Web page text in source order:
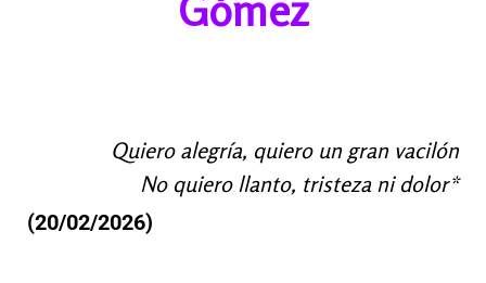
Quiero alegría, quiero un gran vacilón
No quiero llanto, tristeza ni dolor*
(20/02/2026)